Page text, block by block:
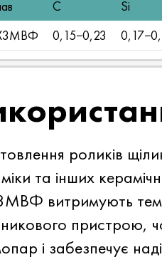
C Si
0,15−0,23
роликів
та інших
витримують
пристрою,
і забезпечує